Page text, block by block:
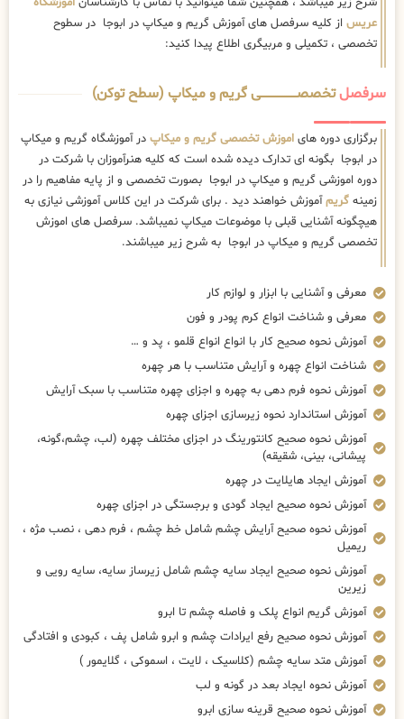
عریس از کلیه سرفصل های آموزش گریم و میکاپ در ابوجا در سطوح
تخصصی ، تکمیلی و مربیگری اطلاع پیدا کنید:
سرفصلتخصصــــــــــــــــــــی گریم و میکاپ (سطح توکن)
برگزاری دوره های اموزش تخصصی گریم و میکاپ در آموزشگاه گریم و میکاپ
در ابوجا بگونه ای تدارک دیده شده است که کلیه هنرآموزان با شرکت در
دوره اموزشی گریم و میکاپ در ابوجا بصورت تخصصی و از پایه مفاهیم را در
زمینه گریمآموزش خواهند دید . برای شرکت در این کلاس آموزشی نیازی به
هیچگونه آشنایی قبلی با موضوعات میکاپ نمیباشد. سرفصل های اموزش
تخصصی گریم و میکاپ در ابوجا به شرح زیر میباشند.
معرفی و آشنایی با ابزار و لوازم کار
معرفی و شناخت انواع کرم پودر و فون
آموزش نحوه صحیح کار با انواع انواع قلمو ، پد و …
شناخت انواع چهره و آرایش متناسب با هر چهره
آموزش نحوه فرم دهی به چهره و اجزای چهره متناسب با سبک آرایش
آموزش استاندارد نحوه زیرسازی اجزای چهره
آموزش نحوه صحیح کانتورینگ در اجزای مختلف چهره (لب، چشم،گونه،
پیشانی، بینی، شقیقه)
آموزش ایجاد هایلایت در چهره
آموزش نحوه صحیح ایجاد گودی و برجستگی در اجزای چهره
آموزش نحوه صحیح آرایش چشم شامل خط چشم ، فرم دهی ، نصب مژه ،
ریمیل
آموزش نحوه صحیح ایجاد سایه چشم شامل زیرساز سایه، سایه رویی و
زیرین
آموزش گریم انواع پلک و فاصله چشم تا ابرو
آموزش نحوه صحیح رفع ایرادات چشم و ابرو شامل پف ، کبودی و افتادگی
آموزش متد سایه چشم (کلاسیک ، لایت ، اسموکی ، گلایمور )
آموزش نحوه ایجاد بعد در گونه و لب
آموزش نحوه صحیح قرینه سازی ابرو